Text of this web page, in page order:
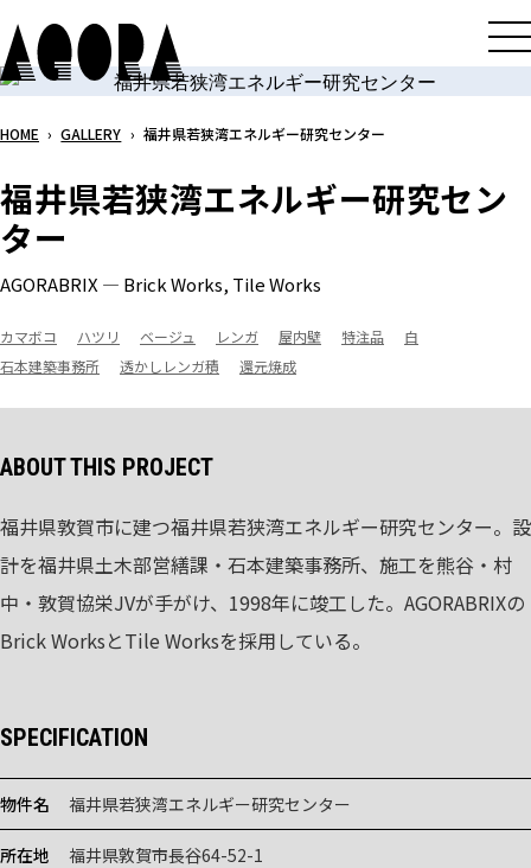
メ
イ
ン
ン
テ
ン
ツ
ス
キ
ッ
HOME › GALLERY › 福井県若狭湾エネルギー研究センター
福井県若狭湾エネルギー研究セン
ター
AGORABRIX ― Brick Works, Tile Works
カマボコ ハツリ ベージュ レンガ 屋内壁 特注品
白
石本建築事務所
透かしレンガ積 還元焼成
ABOUT THIS PROJECT
福井県敦賀市に建つ福井県若狭湾エネルギー研究センター。設
計を福井県土木部営繕課・石本建築事務所、施工を熊谷・村
中・敦賀協栄JVが手がけ、1998年に竣工した。AGORABRIXの
Brick WorksとTile Worksを採用している。
SPECIFICATION
物件名 福井県若狭湾エネルギー研究センター
所在地 福井県敦賀市長谷64-52-1